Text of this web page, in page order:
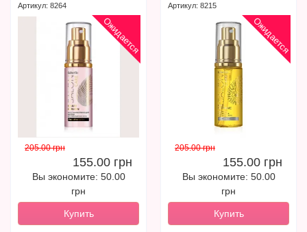
Артикул: 8264
Ожидается
205.00 грн
155.00 грн
Вы экономите: 50.00
грн
Купить
Артикул: 8215
Ожидается
205.00 грн
155.00 грн
Вы экономите: 50.00
грн
Купить